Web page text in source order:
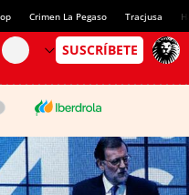
Crimen La Pegaso Tracjusa